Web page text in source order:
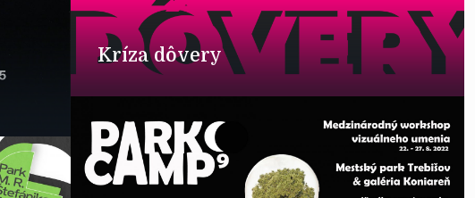
Kríza dôvery